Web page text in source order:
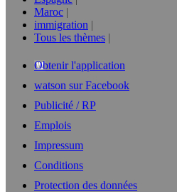
Maroc
immigration
Tous les thèmes
Obtenir l'application
watson sur Facebook
Publicité / RP
Emplois
Impressum
Conditions
Protection des données